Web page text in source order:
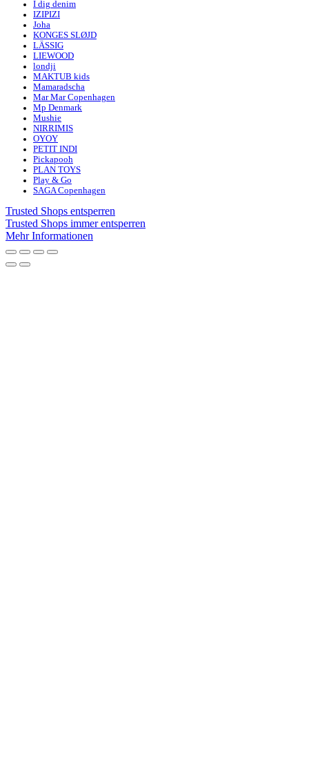
I dig denim
IZIPIZI
Joha
KONGES SLØJD
LÄSSIG
LIEWOOD
londji
MAKTUB kids
Mamaradscha
Mar Mar Copenhagen
Mp Denmark
Mushie
NIRRIMIS
OYOY
PETIT INDI
Pickapooh
PLAN TOYS
Play & Go
SAGA Copenhagen
Trusted Shops entsperren
Trusted Shops immer entsperren
Mehr Informationen